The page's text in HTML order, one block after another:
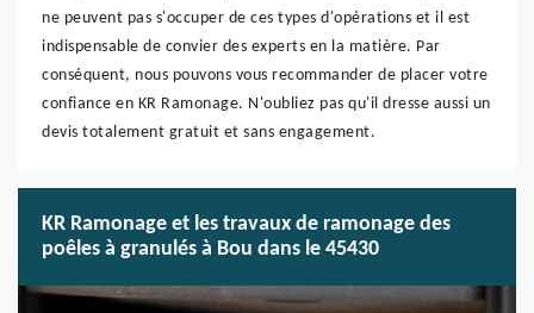
ne peuvent pas s'occuper de ces types d'opérations et il est
indispensable de convier des experts en la matière. Par
conséquent, nous pouvons vous recommander de placer votre
confiance en KR Ramonage. N'oubliez pas qu'il dresse aussi un
devis totalement gratuit et sans engagement.
KR Ramonage et les travaux de ramonage des
poêles à granulés à Bou dans le 45430